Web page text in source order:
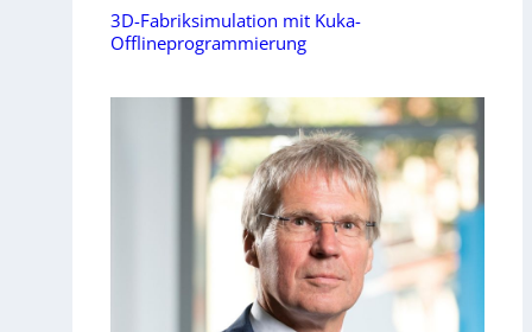
3D-Fabriksimulation mit Kuka-
Offlineprogrammierung